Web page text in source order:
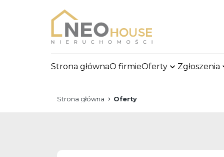
Strona głównaO firmieOferty Zgłoszenia
Strona główna Oferty